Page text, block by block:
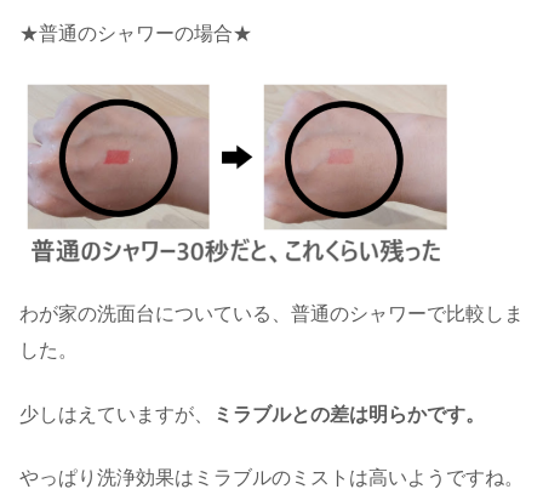
★普通のシャワーの場合★
わが家の洗面台についている、普通のシャワーで比較しま
した。
少しはえていますが、 ミラブルとの差は明らかです。
やっぱり洗浄効果はミラブルのミストは高いようですね。